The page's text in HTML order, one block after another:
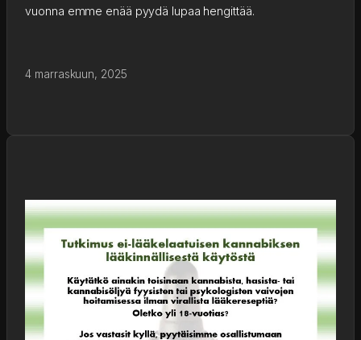
vuonna emme enää pyydä lupaa hengittää.
4 marraskuun, 2025